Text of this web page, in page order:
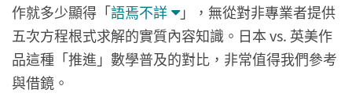
作就多少顯得「語焉不詳
」，無從對非專業者提供
五次方程根式求解的實質內容知識。日本 vs. 英美作
品這種「推進」數學普及的對比，非常值得我們參考
與借鏡。